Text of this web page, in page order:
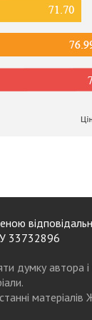
33732896
думку автора